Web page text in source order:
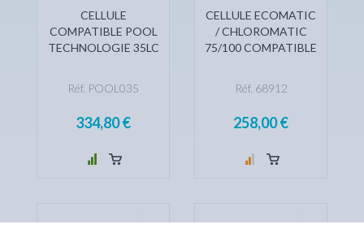
CELLULE
COMPATIBLE POOL
TECHNOLOGIE 35LC
Réf. POOL035
334,80 €
CELLULE ECOMATIC
/ CHLOROMATIC
75/100 COMPATIBLE
Réf. 68912
258,00 €